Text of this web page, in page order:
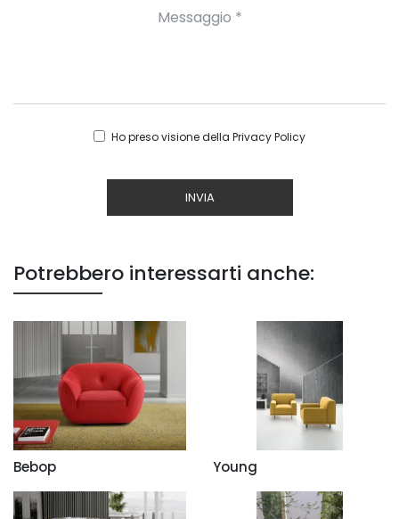
Ho preso visione della Privacy Policy
INVIA
Potrebbero interessarti anche:
Bebop Young